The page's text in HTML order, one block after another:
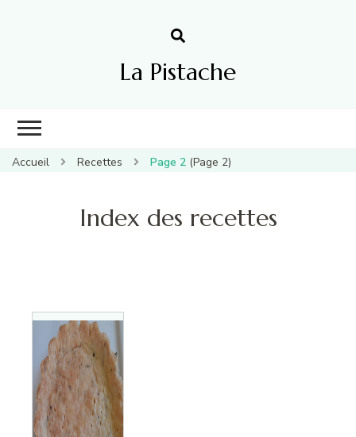
La Pistache
Accueil Recettes Page 2 (Page 2)
Index des recettes